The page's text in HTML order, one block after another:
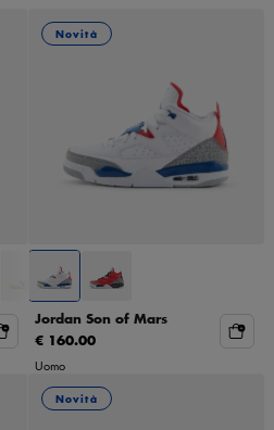
Novità
Jordan Son of Mars
€ 160.00
Uomo
Novità